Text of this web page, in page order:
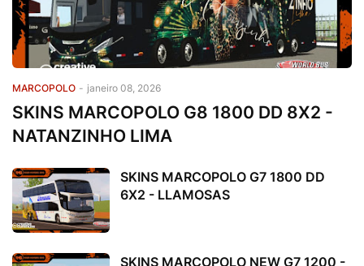
MARCOPOLO - janeiro 08, 2026
SKINS MARCOPOLO G8 1800 DD 8X2 -
NATANZINHO LIMA
SKINS MARCOPOLO G7 1800 DD
6X2 - LLAMOSAS
SKINS MARCOPOLO NEW G7 1200 -